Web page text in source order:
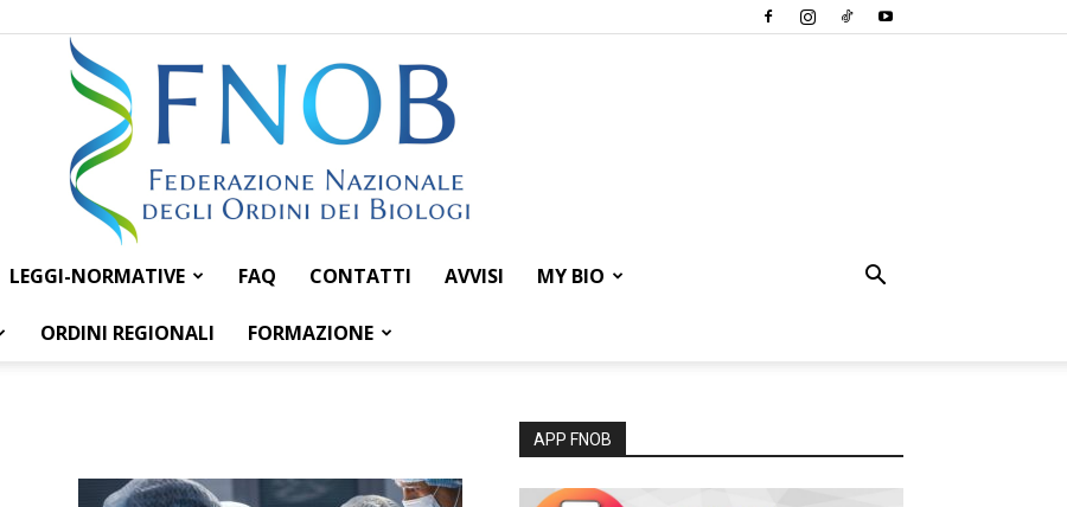
Federazione
Nazionale
LEGGI-NORMATIVE FAQ CONTATTI AVVISI MY BIO
ORDINI REGIONALI FORMAZIONE
APP FNOB